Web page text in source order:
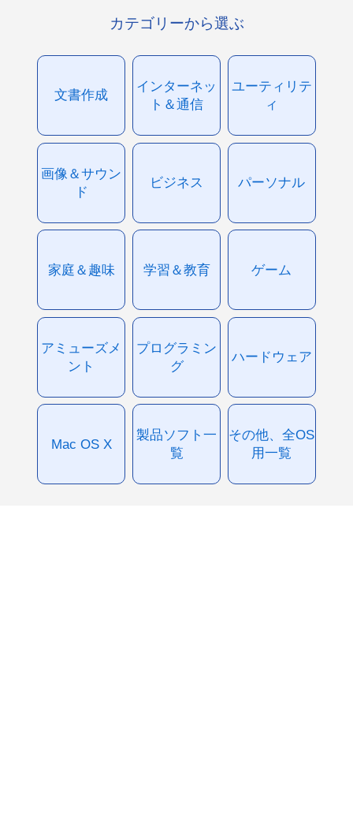
カテゴリーから選ぶ
文書作成
インターネッ
ト＆通信
ユーティリテ
ィ
画像＆サウン
ド
ビジネス パーソナル
家庭＆趣味 学習＆教育 ゲーム
アミューズメ
ント
プログラミン
グ
ハードウェア
Mac OS X
製品ソフト一
覧
その他、全OS
用一覧